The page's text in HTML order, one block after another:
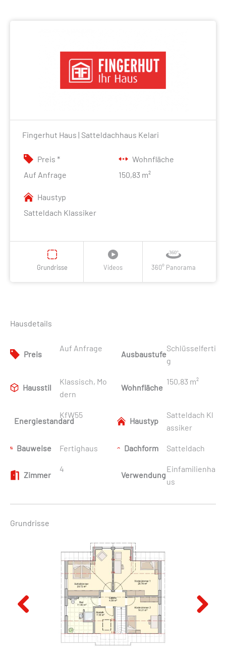
Fingerhut Haus | Satteldachhaus Kelari
Preis *
Auf Anfrage
Wohnfläche
150,83 m²
Haustyp
Satteldach Klassiker
Grundrisse Videos 360° Panorama
Hausdetails
Preis
Auf Anfrage
Ausbaustufe
Schlüsselferti
g
Hausstil
Klassisch, Mo
dern
Wohnfläche
150,83 m²
Energiestandard
KfW55
Haustyp
Satteldach Kl
assiker
Bauweise Fertighaus Dachform Satteldach
Zimmer
4
Verwendung
Einfamilienha
us
Grundrisse